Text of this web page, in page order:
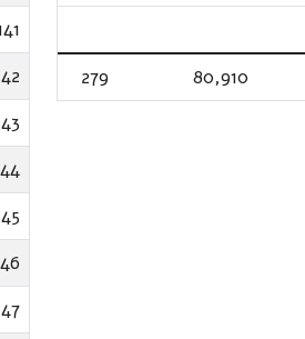
80,910
279